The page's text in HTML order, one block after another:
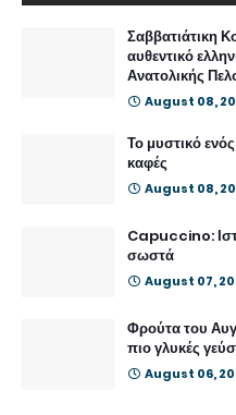
Σαββατιάτικη
αυθεντικό
Ανατολικής
August 08,
Το μυστικό
καφές
August 08,
Capuccino:
σωστά
August 07,
Φρούτα του
πιο γλυκές
August 06,